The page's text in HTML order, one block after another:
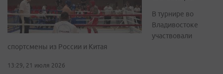
В турнире во
Владивостоке
участвовали
спортсмены из России и Китая
13:29, 21 июля 2026